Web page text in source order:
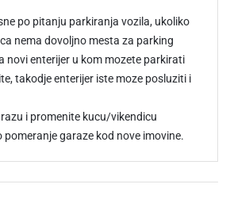
po pitanju parkiranja vozila, ukoliko
nema dovoljno mesta za parking
novi enterijer u kom mozete parkirati
takodje enterijer iste moze posluziti i
i promenite kucu/vikendicu
garaze kod nove imovine.